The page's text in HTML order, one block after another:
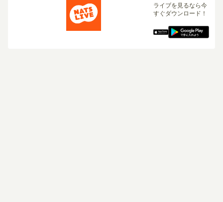
ライブを見るなら今
すぐダウンロード！